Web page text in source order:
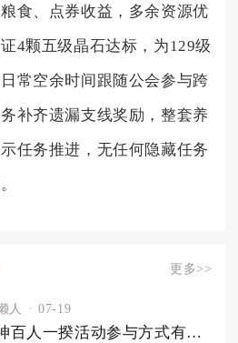
食、点券收益，多余资源优
4颗五级晶石达标，为129级
常空余时间跟随公会参与跨
补齐遗漏支线奖励，整套养
任务推进，无任何隐藏任务
更多>>
人 07-19
原神百人一揆活动参与方式有哪些